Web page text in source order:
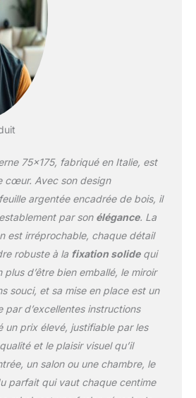
Alternativement, le miroir
peut être posé au sol,
contre le mur Style :
miroir mural moderne
contemporain – Miroir de
de couloir, miroir de salle
de bain, miroir pour le
salon ou le salon
75×175, fabriqué en Italie, est
cœur. Avec son design
argentée encadrée de bois, il
par son élégance. La
est irréprochable, chaque détail
robuste à la fixation solidequi
plus d’être bien emballé, le miroir
souci, et sa mise en place est un
par d’excellentes instructions
un prix élevé, justifiable par les
et le plaisir visuel qu’il
un salon ou une chambre, le
parfait qui vaut chaque centime